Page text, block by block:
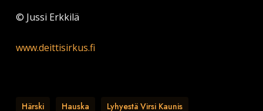
© Jussi Erkkilä
www.deittisirkus.fi
Härski Hauska Lyhyestä Virsi Kaunis